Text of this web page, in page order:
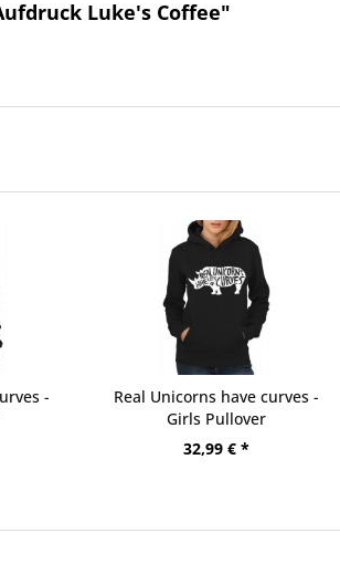
Luke's Coffee"
-
Real Unicorns have curves -
Girls Pullover
32,99 € *